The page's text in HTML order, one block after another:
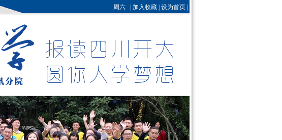
周六 | 加入收藏 设为首页